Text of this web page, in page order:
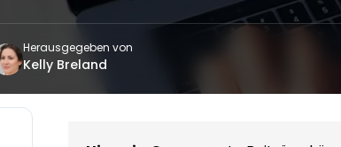
Herausgegeben von
Kelly Breland